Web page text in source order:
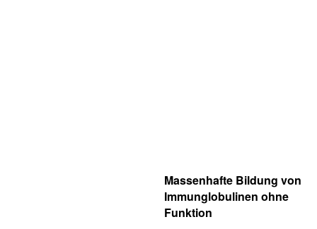
Massenhafte Bildung von
Immunglobulinen ohne
Funktion